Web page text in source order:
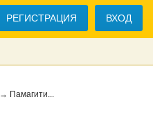
РЕГИСТРАЦИЯ ВХОД
→ Памагити...